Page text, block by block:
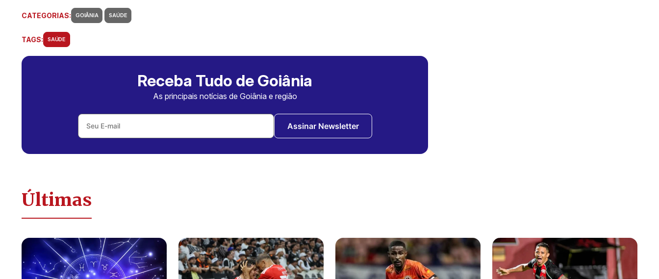
CATEGORIAS: GOIÂNIA SAÚDE
TAGS: SAÚDE
Receba Tudo de Goiânia
As principais notícias de Goiânia e região
Assinar Newsletter
Últimas